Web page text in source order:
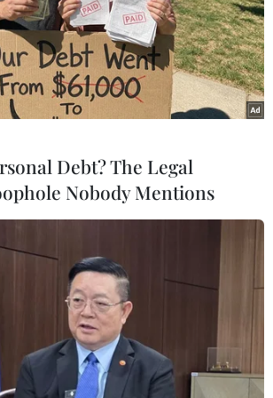
tìm
tích do
Khẩn trương phân luồng
giao thông sau vụ sạt lở
trên tuyến ĐT161 ở Lào Cai
07/08/2026 02:37
Bộ
mưa
to
phòng, chống bão, lũ,
thiên tai cực đoan và biến
đổi khí hậu
06/08/2026 23:00
Debt? The Legal
Nobody Mentions